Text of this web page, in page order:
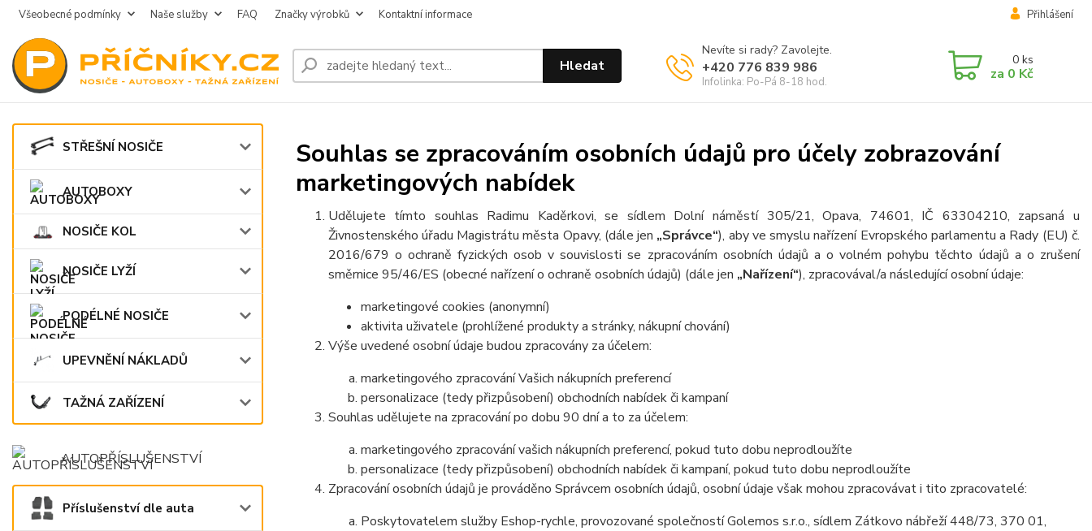
Všeobecné podmínky Naše služby FAQ Značky výrobků Kontaktní informace Přihlášení
Hledat
Nevíte si rady? Zavolejte.
+420 776 839 986
Infolinka: Po-Pá 8-18 hod.
0 ks
za 0 Kč
STŘEŠNÍ NOSIČE
AUTOBOXY
NOSIČE KOL
NOSIČE LYŽÍ
PODÉLNÉ NOSIČE
UPEVNĚNÍ NÁKLADŮ
TAŽNÁ ZAŘÍZENÍ
AUTOPŘÍSLUŠENSTVÍ
Příslušenství dle auta
Souhlas se zpracováním osobních údajů pro účely zobrazování
marketingových nabídek
Udělujete tímto souhlas Radimu Kaděrkovi, se sídlem Dolní náměstí 305/21, Opava, 74601, IČ 63304210, zapsaná u
Živnostenského úřadu Magistrátu města Opavy, (dále jen „Správce“), aby ve smyslu nařízení Evropského parlamentu a Rady (EU) č.
2016/679 o ochraně fyzických osob v souvislosti se zpracováním osobních údajů a o volném pohybu těchto údajů a o zrušení
směrnice 95/46/ES (obecné nařízení o ochraně osobních údajů) (dále jen „Nařízení“), zpracovával/a následující osobní údaje:
marketingové cookies (anonymní)
aktivita uživatele (prohlížené produkty a stránky, nákupní chování)
Výše uvedené osobní údaje budou zpracovány za účelem:
marketingového zpracování Vašich nákupních preferencí
personalizace (tedy přizpůsobení) obchodních nabídek či kampaní
Souhlas udělujete na zpracování po dobu 90 dní a to za účelem:
marketingového zpracování vašich nákupních preferencí, pokud tuto dobu neprodloužíte
personalizace (tedy přizpůsobení) obchodních nabídek či kampaní, pokud tuto dobu neprodloužíte
Zpracování osobních údajů je prováděno Správcem osobních údajů, osobní údaje však mohou zpracovávat i tito zpracovatelé:
Poskytovatelem služby Eshop-rychle, provozované společností Golemos s.r.o., sídlem Zátkovo nábřeží 448/73, 370 01,